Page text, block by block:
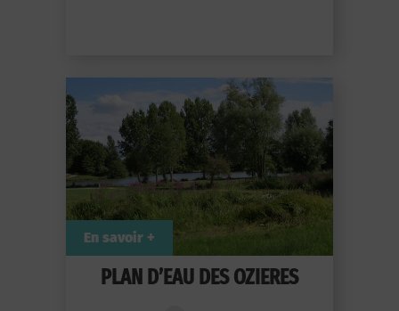
PLAN D’EAU DES OZIERES
En savoir +